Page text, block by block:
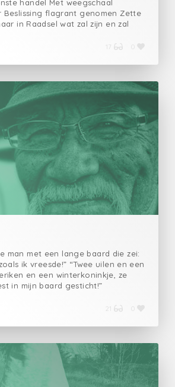
handel Met weegschaal
Beslissing flagrant genomen Zette
in Raadsel wat zal zijn en zal
Enige rust nooit gekend Van
man met een lange baard die zei:
ik vreesde!” “Twee uilen en een
en een winterkoninkje, ze
in mijn baard gesticht!”
21